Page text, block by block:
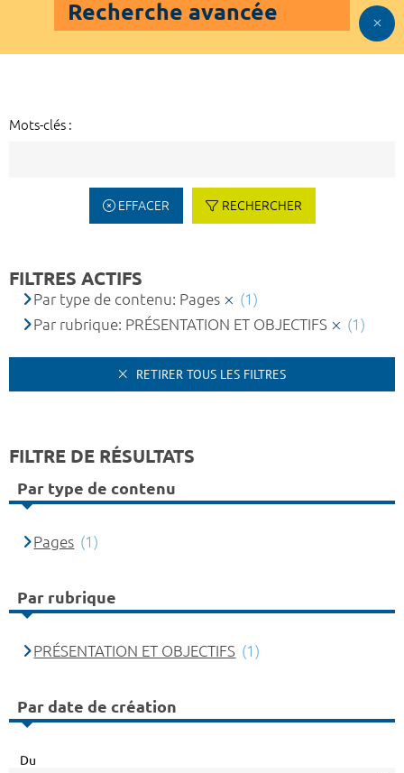
Recherche avancée
Mots-clés :
EFFACER RECHERCHER
FILTRES ACTIFS
Par type de contenu: Pages
(1)
Par rubrique: PRÉSENTATION ET OBJECTIFS
(1)
RETIRER TOUS LES FILTRES
FILTRE DE RÉSULTATS
Par type de contenu
Pages (1)
Par rubrique
PRÉSENTATION ET OBJECTIFS (1)
Par date de création
Du